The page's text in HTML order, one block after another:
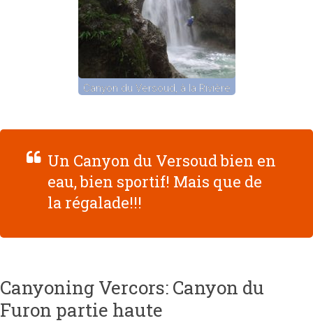
Canyon du Versoud, à la Rivière
Un Canyon du Versoud bien en
eau, bien sportif! Mais que de
la régalade!!!
Canyoning Vercors: Canyon du
Furon partie haute